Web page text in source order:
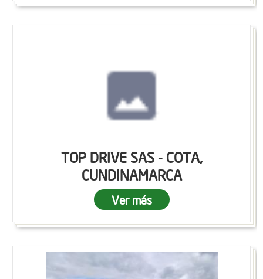
TOP DRIVE SAS - COTA,
CUNDINAMARCA
Ver más